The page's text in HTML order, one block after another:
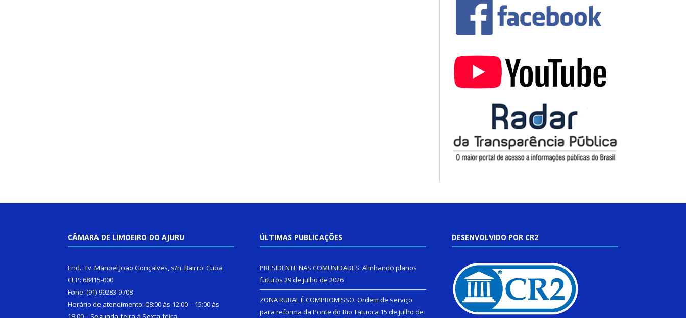
CÂMARA DE LIMOEIRO DO AJURU
End.: Tv. Manoel João Gonçalves, s/n. Bairro: Cuba
CEP: 68415-000
Fone: (91) 99283-9708
Horário de atendimento: 08:00 às 12:00 – 15:00 às
ÚLTIMAS PUBLICAÇÕES
PRESIDENTE NAS COMUNIDADES: Alinhando planos
futuros 29 de julho de 2026
ZONA RURAL É COMPROMISSO: Ordem de serviço
para reforma da Ponte do Rio Tatuoca 15 de julho de
DESENVOLVIDO POR CR2